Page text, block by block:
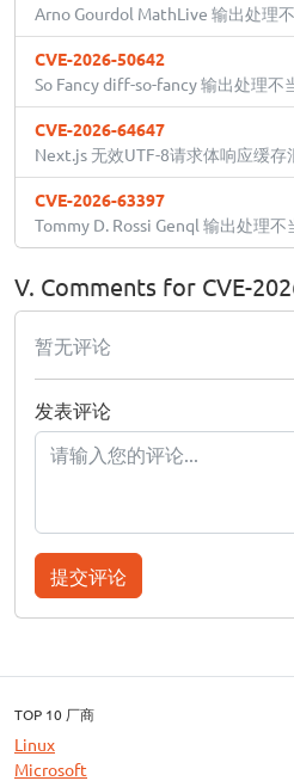
Arno Gourdol MathLive 输出处理
CVE-2026-50642
So Fancy diff-so-fancy 输出处理不
CVE-2026-64647
Next.js 无效UTF-8请求体响应缓存
CVE-2026-63397
Tommy D. Rossi Genql 输出处理不
V. Comments for CVE-
暂无评论
发表评论
提交评论
TOP 10 厂商
Linux
Microsoft